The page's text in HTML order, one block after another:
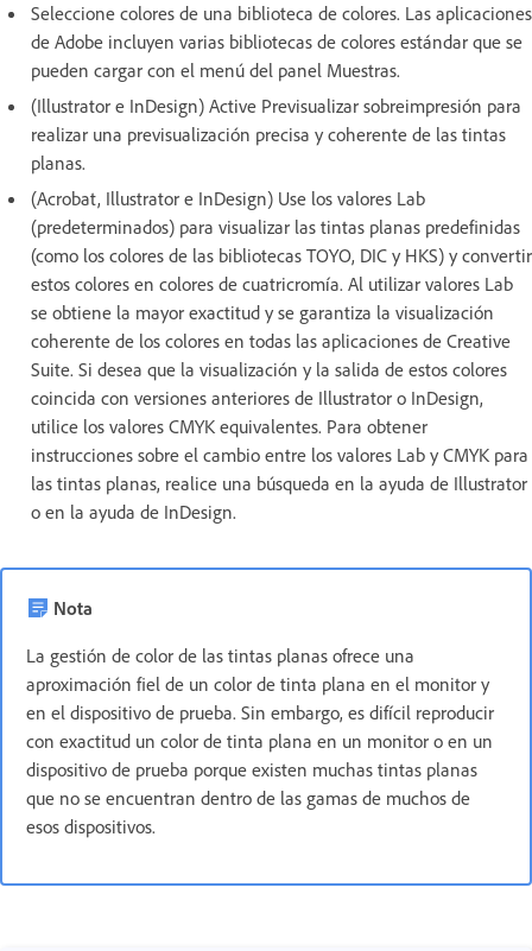
Seleccione colores de una biblioteca de colores. Las aplicaciones
de Adobe incluyen varias bibliotecas de colores estándar que se
pueden cargar con el menú del panel Muestras.
(Illustrator e InDesign) Active Previsualizar sobreimpresión para
realizar una previsualización precisa y coherente de las tintas
planas.
(Acrobat, Illustrator e InDesign) Use los valores Lab
(predeterminados) para visualizar las tintas planas predefinidas
(como los colores de las bibliotecas TOYO, DIC y HKS) y convertir
estos colores en colores de cuatricromía. Al utilizar valores Lab
se obtiene la mayor exactitud y se garantiza la visualización
coherente de los colores en todas las aplicaciones de Creative
Suite. Si desea que la visualización y la salida de estos colores
coincida con versiones anteriores de Illustrator o InDesign,
utilice los valores CMYK equivalentes. Para obtener
instrucciones sobre el cambio entre los valores Lab y CMYK para
las tintas planas, realice una búsqueda en la ayuda de Illustrator
o en la ayuda de InDesign.
Nota
La gestión de color de las tintas planas ofrece una
aproximación fiel de un color de tinta plana en el monitor y
en el dispositivo de prueba. Sin embargo, es difícil reproducir
con exactitud un color de tinta plana en un monitor o en un
dispositivo de prueba porque existen muchas tintas planas
que no se encuentran dentro de las gamas de muchos de
esos dispositivos.